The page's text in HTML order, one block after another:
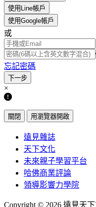
使用Line帳戶
使用Google帳戶
或
忘記密碼
×
關閉 用瀏覽器開啟
遠見雜誌
天下文化
未來親子學習平台
哈佛商業評論
領導影響力學院
Copyright © 2026 遠見天